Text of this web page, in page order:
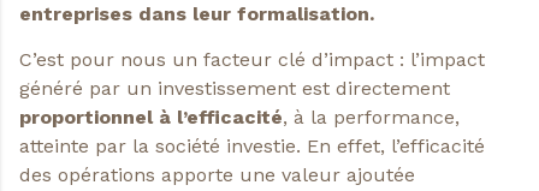
entreprises dans leur formalisation.
C’est pour nous un facteur clé d’impact : l’impact
généré par un investissement est directement
proportionnel à l’efficacité, à la performance,
atteinte par la société investie. En effet, l’efficacité
des opérations apporte une valeur ajoutée